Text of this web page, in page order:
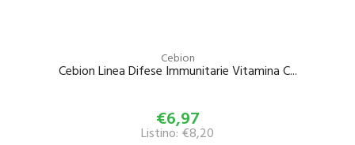
Cebion
Cebion Linea Difese Immunitarie Vitamina C...
€6,97
Listino: €8,20